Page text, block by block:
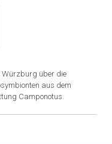
Würzburg über die
aus dem
Camponotus.